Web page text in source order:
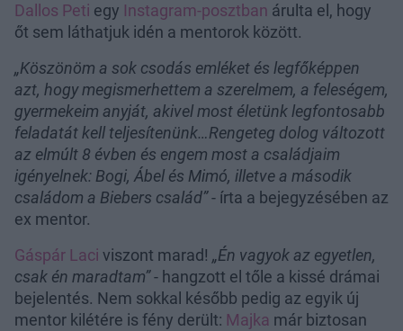
Dallos Peti egy Instagram-posztban árulta el, hogy
őt sem láthatjuk idén a mentorok között.
„Köszönöm a sok csodás emléket és legfőképpen
azt, hogy megismerhettem a szerelmem, a feleségem,
gyermekeim anyját, akivel most életünk legfontosabb
feladatát kell teljesítenünk…Rengeteg dolog változott
az elmúlt 8 évben és engem most a családjaim
igényelnek: Bogi, Ábel és Mimó, illetve a második
családom a Biebers család”- írta a bejegyzésében az
ex mentor.
Gáspár Laci viszont marad! „Én vagyok az egyetlen,
csak én maradtam”- hangzott el tőle a kissé drámai
bejelentés. Nem sokkal később pedig az egyik új
mentor kilétére is fény derült: Majka már biztosan